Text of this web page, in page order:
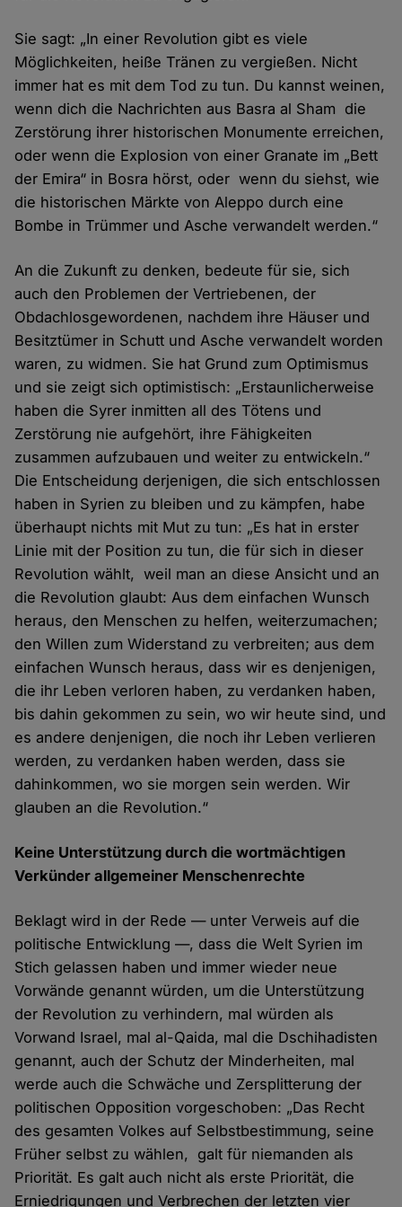
Sie sagt: „In einer Revolution gibt es viele
Möglichkeiten, heiße Tränen zu vergießen. Nicht
immer hat es mit dem Tod zu tun. Du kannst weinen,
wenn dich die Nachrichten aus Basra al Sham die
Zerstörung ihrer historischen Monumente erreichen,
oder wenn die Explosion von einer Granate im „Bett
der Emira“ in Bosra hörst, oder wenn du siehst, wie
die historischen Märkte von Aleppo durch eine
Bombe in Trümmer und Asche verwandelt werden.“
An die Zukunft zu denken, bedeute für sie, sich
auch den Problemen der Vertriebenen, der
Obdachlosgewordenen, nachdem ihre Häuser und
Besitztümer in Schutt und Asche verwandelt worden
waren, zu widmen. Sie hat Grund zum Optimismus
und sie zeigt sich optimistisch: „Erstaunlicherweise
haben die Syrer inmitten all des Tötens und
Zerstörung nie aufgehört, ihre Fähigkeiten
zusammen aufzubauen und weiter zu entwickeln.“
Die Entscheidung derjenigen, die sich entschlossen
haben in Syrien zu bleiben und zu kämpfen, habe
überhaupt nichts mit Mut zu tun: „Es hat in erster
Linie mit der Position zu tun, die für sich in dieser
Revolution wählt, weil man an diese Ansicht und an
die Revolution glaubt: Aus dem einfachen Wunsch
heraus, den Menschen zu helfen, weiterzumachen;
den Willen zum Widerstand zu verbreiten; aus dem
einfachen Wunsch heraus, dass wir es denjenigen,
die ihr Leben verloren haben, zu verdanken haben,
bis dahin gekommen zu sein, wo wir heute sind, und
es andere denjenigen, die noch ihr Leben verlieren
werden, zu verdanken haben werden, dass sie
dahinkommen, wo sie morgen sein werden. Wir
glauben an die Revolution.“
Keine Unterstützung durch die wortmächtigen
Verkünder allgemeiner Menschenrechte
Beklagt wird in der Rede — unter Verweis auf die
politische Entwicklung —, dass die Welt Syrien im
Stich gelassen haben und immer wieder neue
Vorwände genannt würden, um die Unterstützung
der Revolution zu verhindern, mal würden als
Vorwand Israel, mal al-Qaida, mal die Dschihadisten
genannt, auch der Schutz der Minderheiten, mal
werde auch die Schwäche und Zersplitterung der
politischen Opposition vorgeschoben: „Das Recht
des gesamten Volkes auf Selbstbestimmung, seine
Früher selbst zu wählen, galt für niemanden als
Priorität. Es galt auch nicht als erste Priorität, die
Erniedrigungen und Verbrechen der letzten vier